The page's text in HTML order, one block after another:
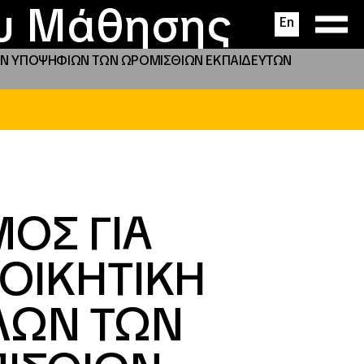
Μάθησης En
ΥΠΟΨΗΦΙΩΝ ΤΩΝ ΩΡΟΜΙΣΘΙΩΝ ΕΚΠΑΙΔΕΥΤΩΝ
ΓΙΑ
ΤΩΝ